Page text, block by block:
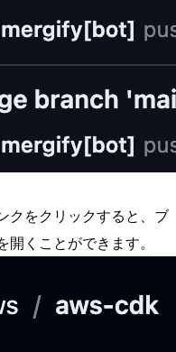
クをクリックすると、ブ
くことができます。